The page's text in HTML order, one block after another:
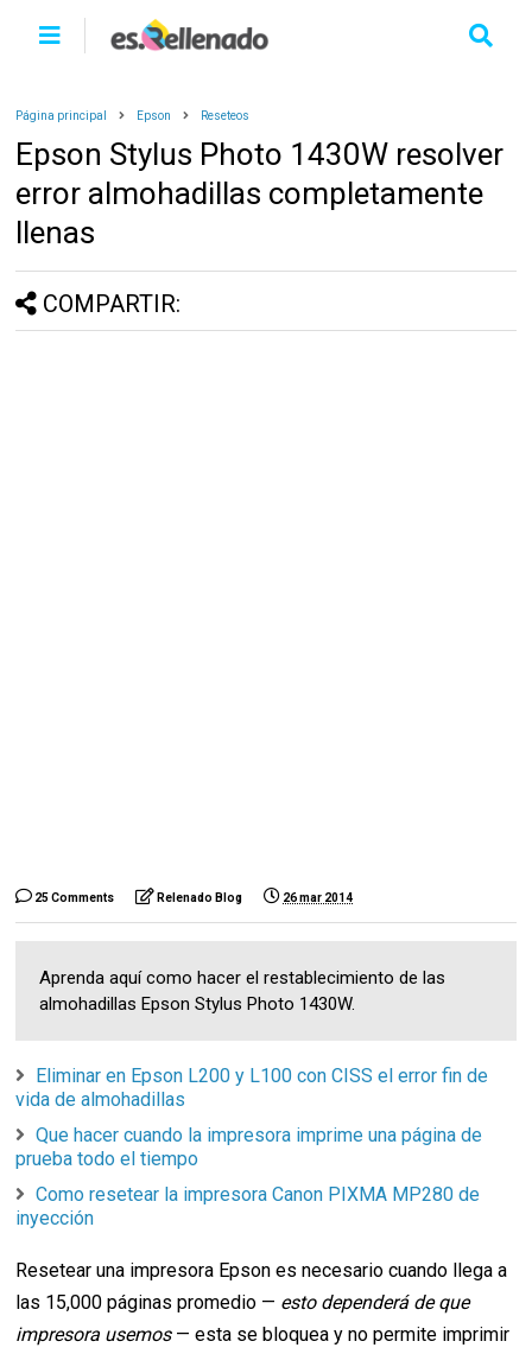
Página principal Epson Reseteos
Epson Stylus Photo 1430W resolver
error almohadillas completamente
llenas
COMPARTIR:
25 Comments Relenado Blog 26 mar 2014
Aprenda aquí como hacer el restablecimiento de las
almohadillas Epson Stylus Photo 1430W.
Eliminar en Epson L200 y L100 con CISS el error fin de
vida de almohadillas
Que hacer cuando la impresora imprime una página de
prueba todo el tiempo
Como resetear la impresora Canon PIXMA MP280 de
inyección
Resetear una impresora Epson es necesario cuando llega a
las 15,000 páginas promedio — esto dependerá de que
impresora usemos — esta se bloquea y no permite imprimir